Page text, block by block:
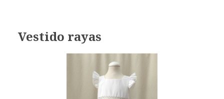
Vestido rayas